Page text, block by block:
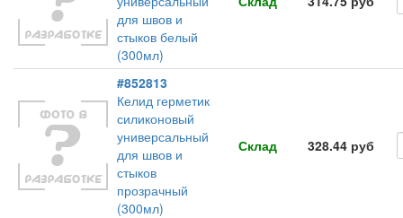
для швов и
стыков белый
(300мл)
#852813
Келид герметик
силиконовый
универсальный
для швов и
стыков
прозрачный
(300мл)
Склад 328.44 руб